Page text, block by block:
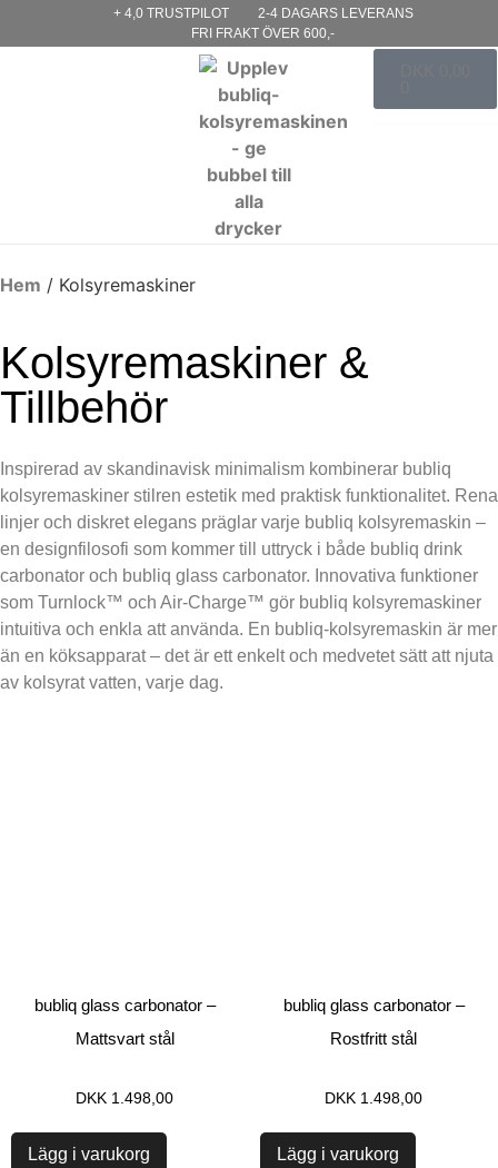
+ 4,0 TRUSTPILOT
2-4 DAGARS LEVERANS
FRI FRAKT ÖVER 600,-
Hem / Kolsyremaskiner
Kolsyremaskiner &
Tillbehör
Inspirerad av skandinavisk minimalism kombinerar bubliq
kolsyremaskiner stilren estetik med praktisk funktionalitet. Rena
linjer och diskret elegans präglar varje bubliq kolsyremaskin –
en designfilosofi som kommer till uttryck i både bubliq drink
carbonator och bubliq glass carbonator. Innovativa funktioner
som Turnlock™ och Air-Charge™ gör bubliq kolsyremaskiner
intuitiva och enkla att använda. En bubliq-kolsyremaskin är mer
än en köksapparat – det är ett enkelt och medvetet sätt att njuta
av kolsyrat vatten, varje dag.
bubliq glass carbonator –
Mattsvart stål
DKK 1.498,00
Lägg i varukorg
bubliq glass carbonator –
Rostfritt stål
DKK 1.498,00
Lägg i varukorg